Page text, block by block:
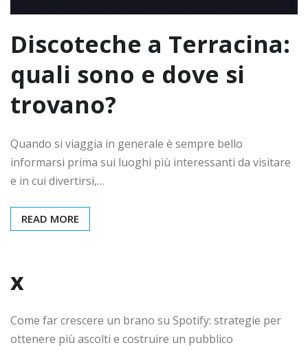
Discoteche a Terracina:
quali sono e dove si
trovano?
Quando si viaggia in generale è sempre bello
informarsi prima sui luoghi più interessanti da visitare
e in cui divertirsi,…
READ MORE
x
Come far crescere un brano su Spotify: strategie per
ottenere più ascolti e costruire un pubblico